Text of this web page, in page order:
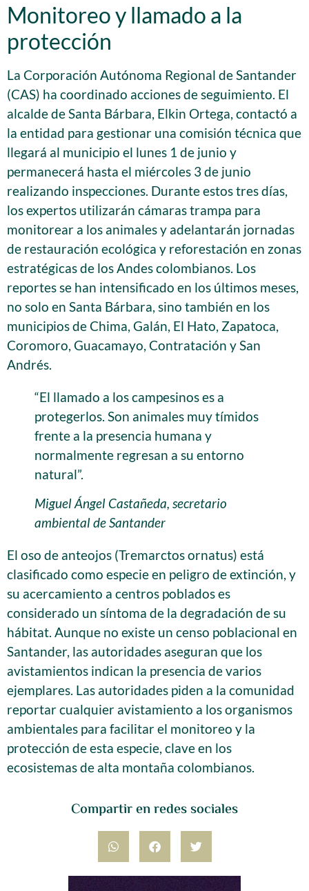
Compartir en redes sociales
Monitoreo y llamado a la
protección
La Corporación Autónoma Regional de Santander
(CAS) ha coordinado acciones de seguimiento. El
alcalde de Santa Bárbara, Elkin Ortega, contactó a
la entidad para gestionar una comisión técnica que
llegará al municipio el lunes 1 de junio y
permanecerá hasta el miércoles 3 de junio
realizando inspecciones. Durante estos tres días,
los expertos utilizarán cámaras trampa para
monitorear a los animales y adelantarán jornadas
de restauración ecológica y reforestación en zonas
estratégicas de los Andes colombianos. Los
reportes se han intensificado en los últimos meses,
no solo en Santa Bárbara, sino también en los
municipios de Chima, Galán, El Hato, Zapatoca,
Coromoro, Guacamayo, Contratación y San
Andrés.
“El llamado a los campesinos es a
protegerlos. Son animales muy tímidos
frente a la presencia humana y
normalmente regresan a su entorno
natural”.
Miguel Ángel Castañeda, secretario
ambiental de Santander
El oso de anteojos (Tremarctos ornatus) está
clasificado como especie en peligro de extinción, y
su acercamiento a centros poblados es
considerado un síntoma de la degradación de su
hábitat. Aunque no existe un censo poblacional en
Santander, las autoridades aseguran que los
avistamientos indican la presencia de varios
ejemplares. Las autoridades piden a la comunidad
reportar cualquier avistamiento a los organismos
ambientales para facilitar el monitoreo y la
protección de esta especie, clave en los
ecosistemas de alta montaña colombianos.